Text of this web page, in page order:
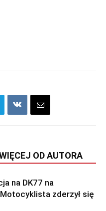
OD AUTORA
na DK77 na
zderzył się